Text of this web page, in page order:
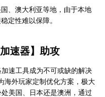
国、澳大利亚等地，由于本地
定性难以保障。
速器】助攻
速工具成为不可或缺的解决
海外玩家定制优化方案，极大
美国、日本还是澳洲，通过